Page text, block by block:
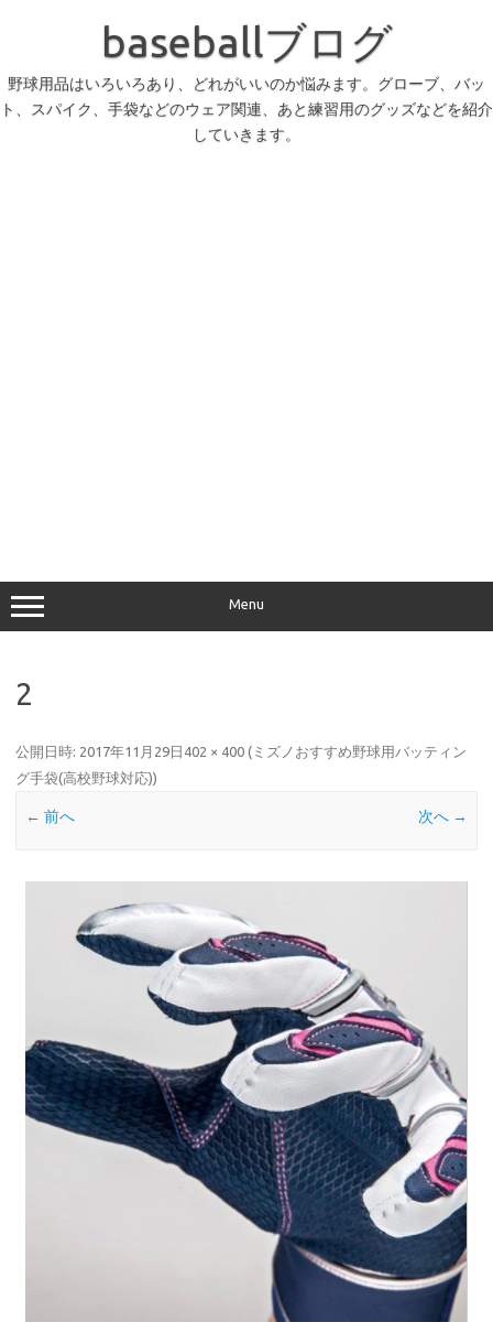
へ
キ
baseballブログ
野球用品はいろいろあり、どれがいいのか悩みます。グローブ、バッ
ト、スパイク、手袋などのウェア関連、あと練習用のグッズなどを紹介
していきます。
Menu
2
公開日時: 2017年11月29日 402 × 400 ( ミズノおすすめ野球用バッティン
グ手袋(高校野球対応))
← 前へ 次へ →